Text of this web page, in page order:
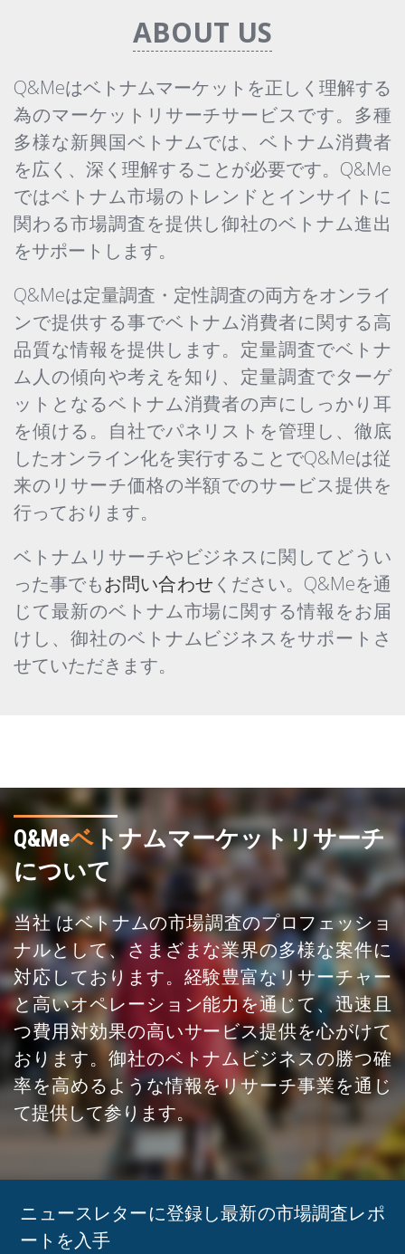
ABOUT US
Q&Meはベトナムマーケットを正しく理解する
為のマーケットリサーチサービスです。多種
多様な新興国ベトナムでは、ベトナム消費者
を広く、深く理解することが必要です。Q&Me
ではベトナム市場のトレンドとインサイトに
関わる市場調査を提供し御社のベトナム進出
をサポートします。
Q&Meは定量調査・定性調査の両方をオンライ
ンで提供する事でベトナム消費者に関する高
品質な情報を提供します。定量調査でベトナ
ム人の傾向や考えを知り、定量調査でターゲ
ットとなるベトナム消費者の声にしっかり耳
を傾ける。自社でパネリストを管理し、徹底
したオンライン化を実行することでQ&Meは従
来のリサーチ価格の半額でのサービス提供を
行っております。
ベトナムリサーチやビジネスに関してどうい
った事でもお問い合わせ ください。Q&Meを通
じて最新のベトナム市場に関する情報をお届
けし、御社のベトナムビジネスをサポートさ
せていただきます。
Q&Meベ トナムマーケットリサーチ
について
当社 はベトナムの市場調査のプロフェッショ
ナルとして、さまざまな業界の多様な案件に
対応しております。経験豊富なリサーチャー
と高いオペレーション能力を通じて、迅速且
つ費用対効果の高いサービス提供を心がけて
おります。御社のベトナムビジネスの勝つ確
率を高めるような情報をリサーチ事業を通じ
て提供して参ります。
ニュースレターに登録し最新の市場調査レポ
ートを入手
メールマガジン登録 ×
登録